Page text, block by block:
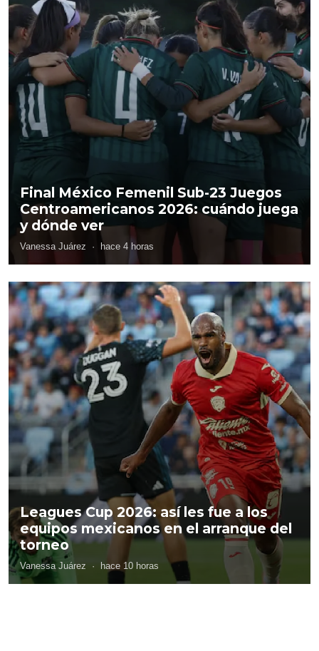
Final México Femenil Sub-23 Juegos
Centroamericanos 2026: cuándo juega
y dónde ver
Vanessa Juárez · hace 4 horas
Leagues Cup 2026: así les fue a los
equipos mexicanos en el arranque del
torneo
Vanessa Juárez · hace 10 horas